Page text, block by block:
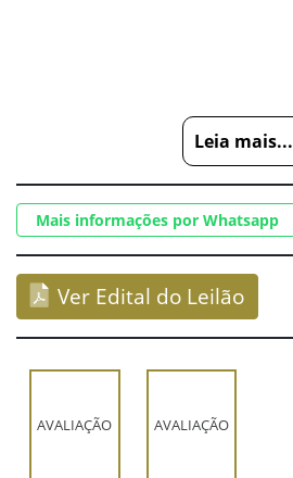
Leia mais...
Mais informações por Whatsapp
Ver Edital do Leilão
AVALIAÇÃO AVALIAÇÃO